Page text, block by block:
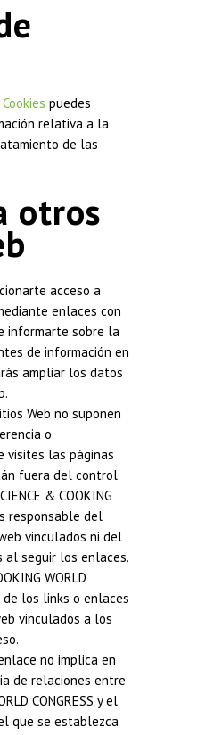
puedes
relativa a la
de las
otros
acceso a
enlaces con
informarte sobre la
de información en
ampliar los datos
Web no suponen
o
visites las páginas
fuera del control
& COOKING
responsable del
vinculados ni del
seguir los enlaces.
WORLD
de los links o enlaces
vinculados a los
no implica en
de relaciones entre
CONGRESS y el
que se establezca